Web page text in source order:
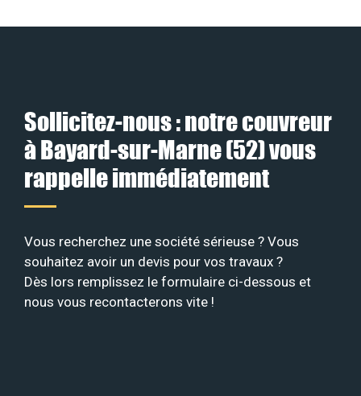
Sollicitez-nous : notre couvreur
à Bayard-sur-Marne (52) vous
rappelle immédiatement
Vous recherchez une société sérieuse ? Vous
souhaitez avoir un devis pour vos travaux ?
Dès lors remplissez le formulaire ci-dessous et
nous vous recontacterons vite !